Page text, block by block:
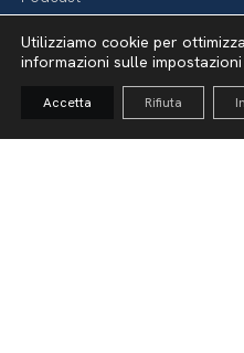
Utilizziamo cookie per
informazioni sulle impostazioni
Accetta Rifiuta